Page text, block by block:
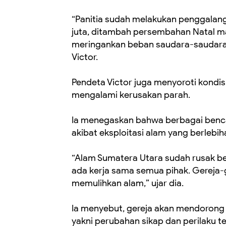
“Panitia sudah melakukan
juta, ditambah persembahan Natal
meringankan beban saudara-
Victor.
Pendeta Victor juga menyoroti
mengalami kerusakan parah.
Ia menegaskan bahwa berbagai
akibat eksploitasi alam yang
“Alam Sumatera Utara sudah rusak
ada kerja sama semua pihak.
memulihkan alam,” ujar dia.
Ia menyebut, gereja akan
yakni perubahan sikap dan perilaku